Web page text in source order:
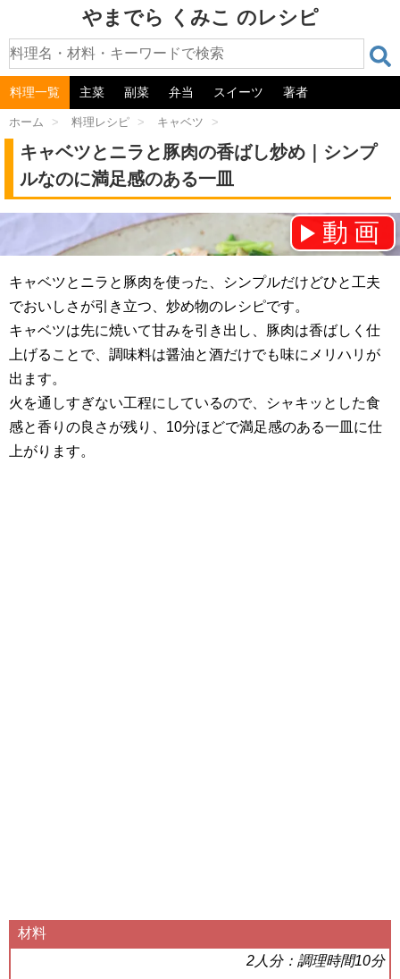
やまでら くみこ のレシピ
料理一覧 主菜 副菜 弁当 スイーツ 著者
ホーム > 料理レシピ > キャベツ >
キャベツとニラと豚肉の香ばし炒め｜シンプ
ルなのに満足感のある一皿
動画
チャンネル登録をお願いします！⇒
キャベツとニラと豚肉を使った、シンプルだけどひと工夫
でおいしさが引き立つ、炒め物のレシピです。
キャベツは先に焼いて甘みを引き出し、豚肉は香ばしく仕
上げることで、調味料は醤油と酒だけでも味にメリハリが
出ます。
火を通しすぎない工程にしているので、シャキッとした食
感と香りの良さが残り、10分ほどで満足感のある一皿に仕
上がります。
材料
2人分：調理時間10分